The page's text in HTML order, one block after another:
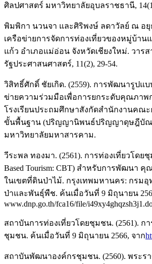
ศิลปศาสตร์ มหาวิทยาลัยอุบลราชธานี,
พิมพิกา นวนจา และศิริพงษ์ ลดาวัลย์ ณ อยุ
เครือข่ายการจัดการท่องเที่ยวของหมู่บ้าน
แก้ว อำเภอแม่อ่อน จังหวัดเชียงใหม่. วาร
รัฐประศาสนศาสตร์, 11(2), 29-54.
วิสิทธิ์ศักดิ์ ชัยเกิด. (2559). การพัฒนารูปแบ
ข่ายความร่วมมือเพื่อการยกระดับคุณภาพ
โรงเรียนประถมศึกษาสังกัดสำนักงานคณ
ขั้นพื้นฐาน (ปริญญานิพนธ์ปริญญาดุษฎีบัณ
มหาวิทยาลัยมหาสารคาม.
วีระพล ทองมา. (2561). การท่องเที่ยวโดยชุ
Based Tourism: CBT) สำหรับการพัฒนา
ในเขตที่ดินป่าไม้. กรุงเทพมหานคร: กรม
ป่าและพันธุ์พืช. ค้นเมื่อวันที่ 9 มิถุนายน
www.dnp.go.th/fca16/file/
สถาบันการท่องเที่ยวโดยชุมชน. (2561). กา
ชุมชน. ค้นเมื่อวันที่ 9 มิถุนายน 2566, จาก
สถาบันพัฒนาองค์กรชุมชน. (2560). พระ